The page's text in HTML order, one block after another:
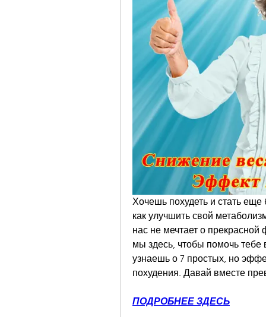
Хочешь похудеть и стать
как улучшить свой
нас не мечтает о
мы здесь, чтобы помочь
узнаешь о 7 простых, но
похудения. Давай вместе
ПОДРОБНЕЕ ЗДЕСЬ